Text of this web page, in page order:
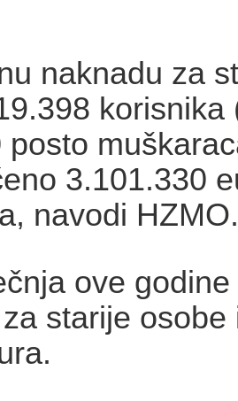
naknadu za
korisnika
posto
3.101.330
navodi HZMO.
ove
starije osobe